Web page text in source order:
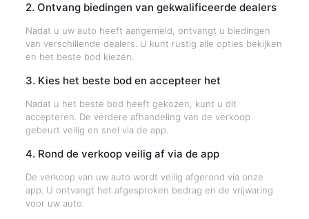
2. Ontvang biedingen van gekwalificeerde dealers
Nadat u uw auto heeft aangemeld, ontvangt u biedingen
van verschillende dealers. U kunt rustig alle opties bekijken
en het beste bod kiezen.
3. Kies het beste bod en accepteer het
Nadat u het beste bod heeft gekozen, kunt u dit
accepteren. De verdere afhandeling van de verkoop
gebeurt veilig en snel via de app.
4. Rond de verkoop veilig af via de app
De verkoop van uw auto wordt veilig afgerond via onze
app. U ontvangt het afgesproken bedrag en de vrijwaring
voor uw auto.